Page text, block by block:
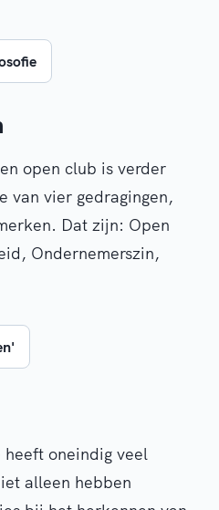
open club is verder
van vier gedragingen,
Dat zijn: Open
Ondernemerszin,
heeft oneindig veel
alleen hebben